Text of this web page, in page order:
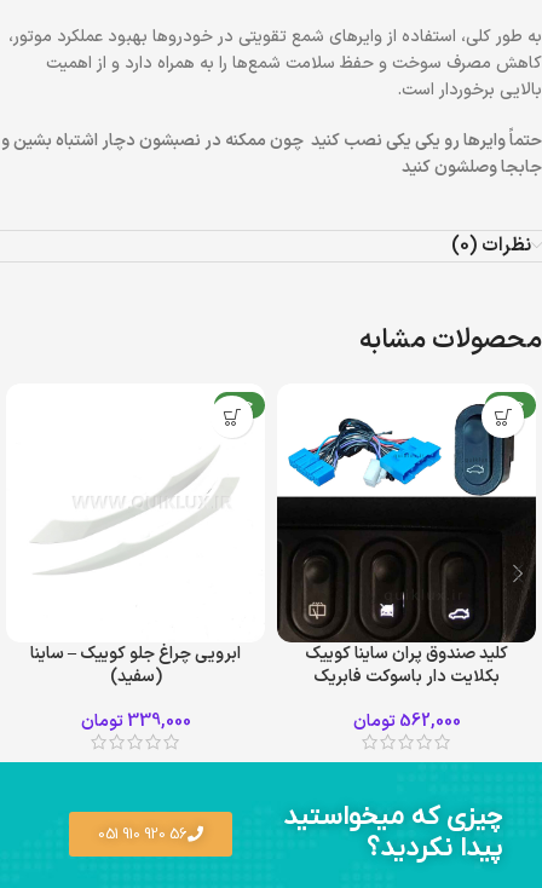
به طور کلی، استفاده از وایرهای شمع تقویتی در خودروها بهبود عملکرد موتور،
کاهش مصرف سوخت و حفظ سلامت شمع‌ها را به همراه دارد و از اهمیت
بالایی برخوردار است.
حتماًوایرهارو یکی یکی نصب کنید چون ممکنه در نصبشون دچار اشتباه بشین و
جابجا وصلشون کنید
نظرات (0)
محصولات مشابه
جدید
کلید صندوق پران ساینا کوییک
بکلایت دار باسوکت فابریک
562,000 تومان
جدید
ابرویی چراغ جلو کوییک – ساینا
(سفید)
339,000 تومان
چیزی که میخواستید
پیدا نکردید؟
56 920 910 051